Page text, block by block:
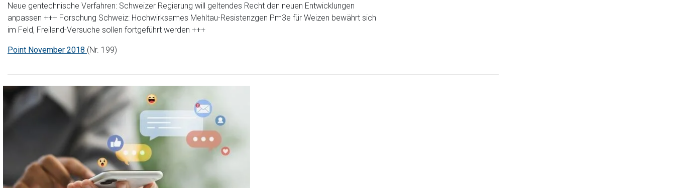
Neue gentechnische Verfahren: Schweizer Regierung will geltendes Recht den neuen Entwicklungen
anpassen +++ Forschung Schweiz: Hochwirksames Mehltau-Resistenzgen Pm3e für Weizen bewährt sich
im Feld, Freiland-Versuche sollen fortgeführt werden +++
Point November 2018 (Nr. 199)